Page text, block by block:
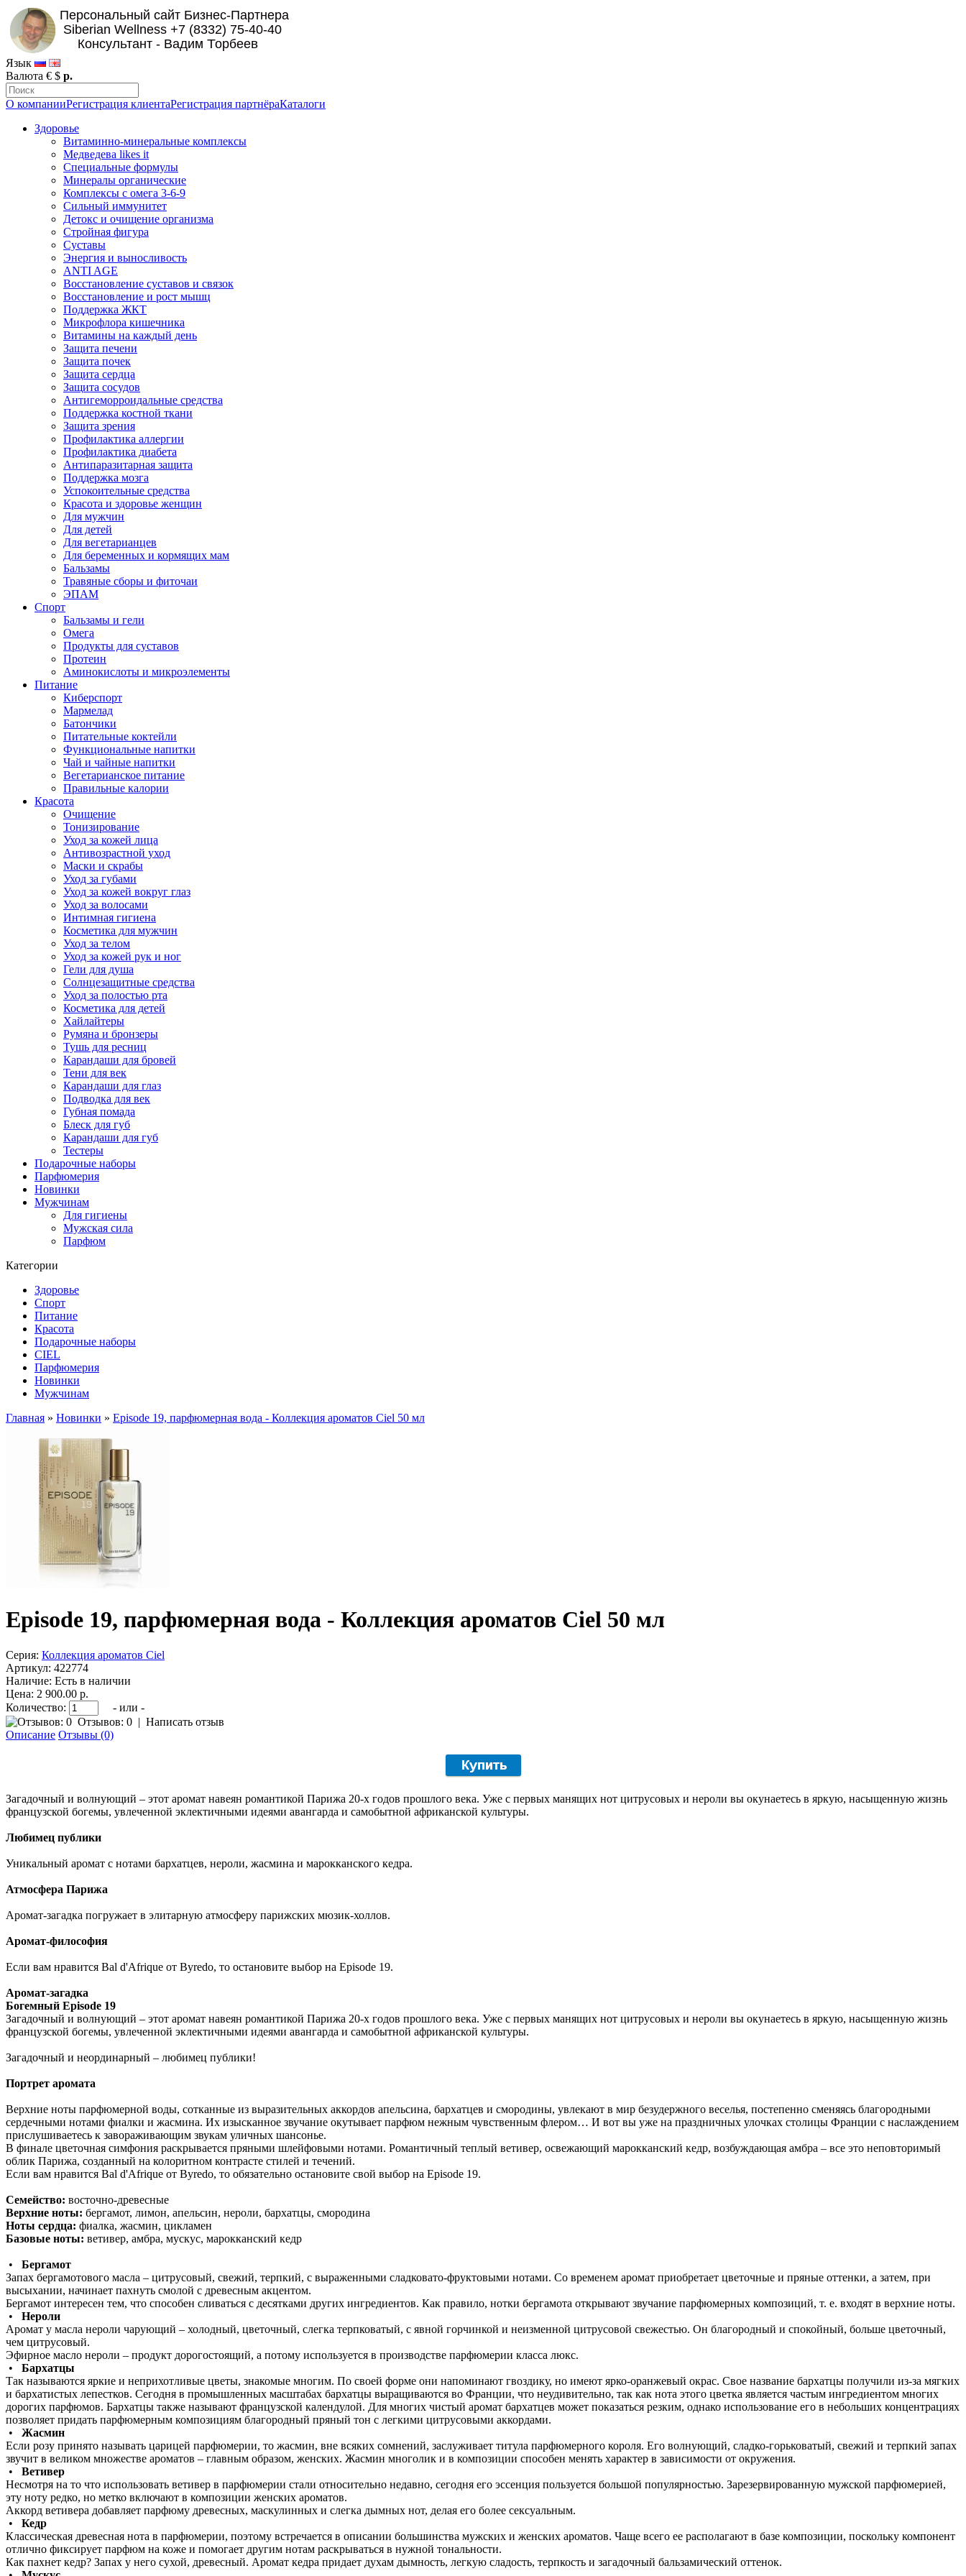
Язык
Валюта € $ р.
О компанииРегистрация клиентаРегистрация партнёраКаталоги
Здоровье
Витаминно-минеральные комплексы
Медведева likes it
Специальные формулы
Минералы органические
Комплексы с омега 3-6-9
Сильный иммунитет
Детокс и очищение организма
Стройная фигура
Суставы
Энергия и выносливость
ANTI AGE
Восстановление суставов и связок
Восстановление и рост мышц
Поддержка ЖКТ
Микрофлора кишечника
Витамины на каждый день
Защита печени
Защита почек
Защита сердца
Защита сосудов
Антигеморроидальные средства
Поддержка костной ткани
Защита зрения
Профилактика аллергии
Профилактика диабета
Антипаразитарная защита
Поддержка мозга
Успокоительные средства
Красота и здоровье женщин
Для мужчин
Для детей
Для вегетарианцев
Для беременных и кормящих мам
Бальзамы
Травяные сборы и фиточаи
ЭПАМ
Спорт
Бальзамы и гели
Омега
Продукты для суставов
Протеин
Аминокислоты и микроэлементы
Питание
Киберспорт
Мармелад
Батончики
Питательные коктейли
Функциональные напитки
Чай и чайные напитки
Вегетарианское питание
Правильные калории
Красота
Очищение
Тонизирование
Уход за кожей лица
Антивозрастной уход
Маски и скрабы
Уход за губами
Уход за кожей вокруг глаз
Уход за волосами
Интимная гигиена
Косметика для мужчин
Уход за телом
Уход за кожей рук и ног
Гели для душа
Солнцезащитные средства
Уход за полостью рта
Косметика для детей
Хайлайтеры
Румяна и бронзеры
Тушь для ресниц
Карандаши для бровей
Тени для век
Карандаши для глаз
Подводка для век
Губная помада
Блеск для губ
Карандаши для губ
Тестеры
Подарочные наборы
Парфюмерия
Новинки
Мужчинам
Для гигиены
Мужская сила
Парфюм
Категории
Здоровье
Спорт
Питание
Красота
Подарочные наборы
CIEL
Парфюмерия
Новинки
Мужчинам
Главная » Новинки » Episode 19, парфюмерная вода - Коллекция ароматов Ciel 50 мл
Episode 19, парфюмерная вода - Коллекция ароматов Ciel 50 мл
Серия: Коллекция ароматов Ciel
Артикул: 422774
Наличие: Есть в наличии
Цена: 2 900.00 р.
Количество:
- или -
Отзывов: 0 | Написать отзыв
Описание Отзывы (0)
Загадочный и волнующий – этот аромат навеян романтикой Парижа 20-х годов прошлого века. Уже с первых манящих нот цитрусовых и нероли вы окунаетесь в яркую, насыщенную жизнь
французской богемы, увлеченной эклектичными идеями авангарда и самобытной африканской культуры.
Любимец публики
Уникальный аромат с нотами бархатцев, нероли, жасмина и марокканского кедра.
Атмосфера Парижа
Аромат-загадка погружает в элитарную атмосферу парижских мюзик-холлов.
Аромат-философия
Если вам нравится Bal d'Afrique от Byredo, то остановите выбор на Episode 19.
Аромат-загадка
Богемный Episode 19
Загадочный и волнующий – этот аромат навеян романтикой Парижа 20-х годов прошлого века. Уже с первых манящих нот цитрусовых и нероли вы окунаетесь в яркую, насыщенную жизнь
французской богемы, увлеченной эклектичными идеями авангарда и самобытной африканской культуры.
Загадочный и неординарный – любимец публики!
Портрет аромата
Верхние ноты парфюмерной воды, сотканные из выразительных аккордов апельсина, бархатцев и смородины, увлекают в мир безудержного веселья, постепенно сменяясь благородными
сердечными нотами фиалки и жасмина. Их изысканное звучание окутывает парфюм нежным чувственным флером… И вот вы уже на праздничных улочках столицы Франции с наслаждением
прислушиваетесь к завораживающим звукам уличных шансонье.
В финале цветочная симфония раскрывается пряными шлейфовыми нотами. Романтичный теплый ветивер, освежающий марокканский кедр, возбуждающая амбра – все это неповторимый
облик Парижа, созданный на колоритном контрасте стилей и течений.
Если вам нравится Bal d'Afrique от Byredo, то обязательно остановите свой выбор на Episode 19.
Семейство: восточно-древесные
Верхние ноты: бергамот, лимон, апельсин, нероли, бархатцы, смородина
Ноты сердца: фиалка, жасмин, цикламен
Базовые ноты: ветивер, амбра, мускус, марокканский кедр
• Бергамот
Запах бергамотового масла – цитрусовый, свежий, терпкий, с выраженными сладковато-фруктовыми нотами. Со временем аромат приобретает цветочные и пряные оттенки, а затем, при
высыхании, начинает пахнуть смолой с древесным акцентом.
Бергамот интересен тем, что способен сливаться с десятками других ингредиентов. Как правило, нотки бергамота открывают звучание парфюмерных композиций, т. е. входят в верхние ноты.
• Нероли
Аромат у масла нероли чарующий – холодный, цветочный, слегка терпковатый, с явной горчинкой и неизменной цитрусовой свежестью. Он благородный и спокойный, больше цветочный,
чем цитрусовый.
Эфирное масло нероли – продукт дорогостоящий, а потому используется в производстве парфюмерии класса люкс.
•
Бархатцы
Так называются яркие и неприхотливые цветы, знакомые многим. По своей форме они напоминают гвоздику, но имеют ярко-оранжевый окрас. Свое название бархатцы получили из-за мягких
и бархатистых лепестков. Сегодня в промышленных масштабах бархатцы выращиваются во Франции, что неудивительно, так как нота этого цветка является частым ингредиентом многих
дорогих парфюмов. Бархатцы также называют французской календулой. Для многих чистый аромат бархатцев может показаться резким, однако использование его в небольших концентрациях
позволяет придать парфюмерным композициям благородный пряный тон с легкими цитрусовыми аккордами.
• Жасмин
Если розу принято называть царицей парфюмерии, то жасмин, вне всяких сомнений, заслуживает титула парфюмерного короля. Его волнующий, сладко-горьковатый, свежий и терпкий запах
звучит в великом множестве ароматов – главным образом, женских. Жасмин многолик и в композиции способен менять характер в зависимости от окружения.
•
Ветивер
Несмотря на то что использовать ветивер в парфюмерии стали относительно недавно, сегодня его эссенция пользуется большой популярностью. Зарезервированную мужской парфюмерией,
эту ноту редко, но метко включают в композиции женских ароматов.
Аккорд ветивера добавляет парфюму древесных, маскулинных и слегка дымных нот, делая его более сексуальным.
• Кедр
Классическая древесная нота в парфюмерии, поэтому встречается в описании большинства мужских и женских ароматов. Чаще всего ее располагают в базе композиции, поскольку компонент
отлично фиксирует парфюм на коже и помогает другим нотам раскрываться в нужной тональности.
Как пахнет кедр? Запах у него сухой, древесный. Аромат кедра придает духам дымность, легкую сладость, терпкость и загадочный бальзамический оттенок.